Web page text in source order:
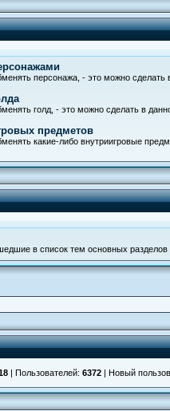
персонажа, - это можно
голд, - это можно сделать в
предметов
какие-либо внутриигровые
в список тем основных разделов
| Пользователей: 6372 | Новый